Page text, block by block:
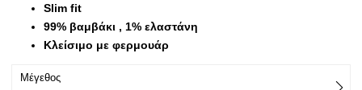
Slim fit
99% βαμβάκι , 1% ελαστάνη
Κλείσιμο με φερμουάρ
Μέγεθος